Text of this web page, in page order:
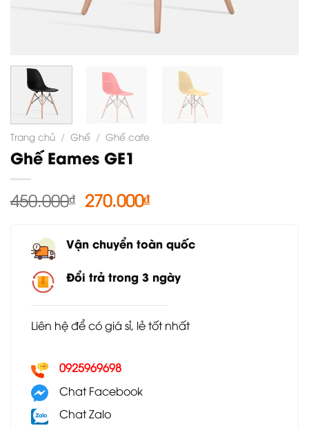
Trang chủ / Ghế / Ghế cafe
Ghế Eames GE1
450.000₫ Giá
gốc
450.000₫.
270.000₫Giá
là:
Vận chuyển toàn quốc
Đổi trả trong 3 ngày
Liên hệ để có giá sỉ, lẻ tốt nhất
0925969698
Chat Facebook
Chat Zalo